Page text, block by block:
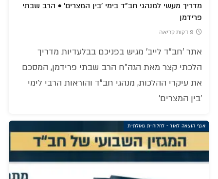
מדריך מעשי למנהגי חב"ד בימי 'בין המצרים' • הרב שבתי
פרידמן
9 דקות קריאה
אתר 'חב"ד לייב' מגיש בפניכם בבלעדיות מדריך
הלכתי קצר מאת הגה"ח הרב שבתי פרידמן, המסכם
את עיקרי ההלכות, מנהגי חב"ד והוראות הרבי לימי
'בין המצרים'
אגף הוצאה לאור - לחלוחית גאולתית